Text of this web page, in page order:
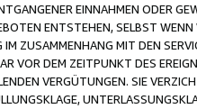
EINNAHMEN ODER
ENTSTEHEN, SELBST
ZUSAMMENHANG MIT DEN
VOR DEM ZEITPUNKT DES
VERGÜTUNGEN. SIE